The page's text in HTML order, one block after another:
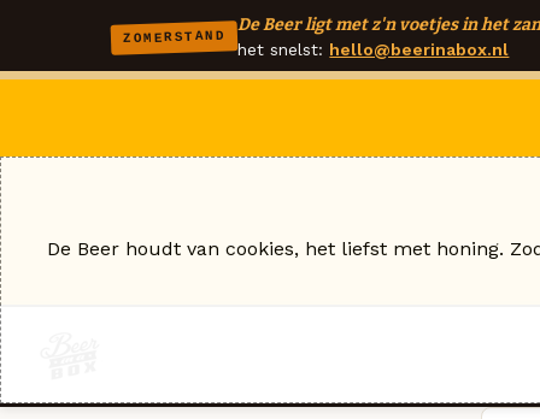
ZOMERSTAND
De Beer ligt met z'n voetjes in het
het snelst: hello@beerinabox.nl
De Beer houdt van cookies, het liefst met honing.